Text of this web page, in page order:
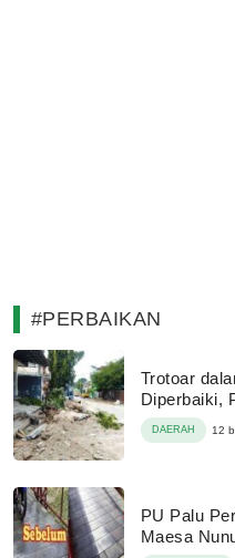
#PERBAIKAN
Trotoar
Diperbaiki,
DAERAH 12
PU Palu
Maesa